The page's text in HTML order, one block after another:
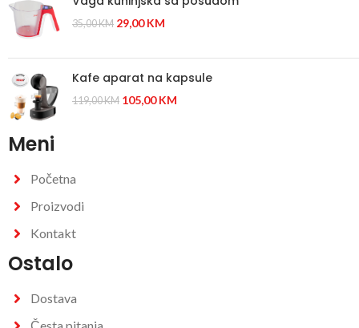
35,00KM 29,00KM
Kafe aparat na kapsule
119,00KM 105,00KM
Meni
Početna
Proizvodi
Kontakt
Ostalo
Dostava